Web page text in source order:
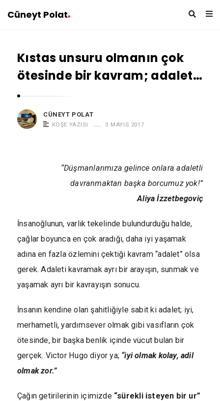
Cüneyt Polat
Kıstas unsuru olmanın çok
ötesinde bir kavram; adalet…
CÜNEYT POLAT
KÖŞE YAZISI 3 MAYIS 2017
“Düşmanlarımıza gelince onlara adaletli
davranmaktan başka borcumuz yok!”​
Aliya İzzetbegoviç
İnsanoğlunun, varlık tekelinde bulundurduğu halde,
çağlar boyunca en çok aradığı, daha iyi yaşamak
adına en fazla özlemini çektiği kavram “adalet” olsa
gerek. Adaleti kavramak ayrı bir arayışın, sunmak ve
yaşamak ayrı bir kavrayışın sonucu.
İnsanın kendine olan şahitliğiyle sabit ki adalet; iyi,
merhametli, yardımsever olmak gibi vasıfların çok
ötesinde, bir başka benlik içinde vücut bulan bir
gerçek. Victor Hugo diyor ya; “iyi olmak kolay, adil
olmak zor.”
Çağın getirilerinin içimizde “sürekli isteyen bir ur”